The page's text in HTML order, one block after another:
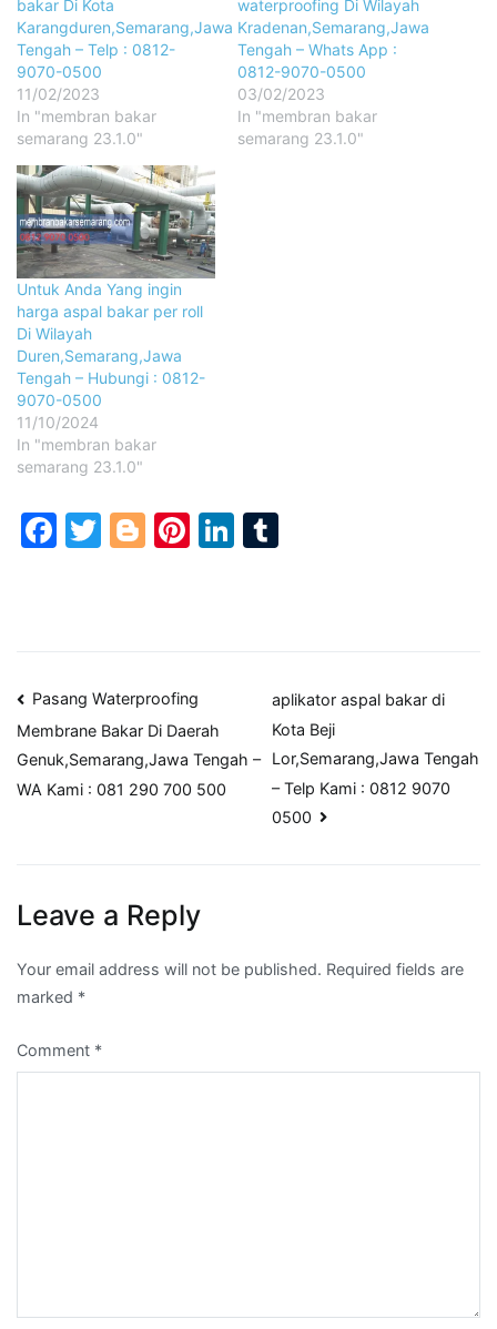
bakar Di Kota
Karangduren,Semarang,Jawa
Tengah – Telp : 0812-
9070-0500
11/02/2023
In "membran bakar
semarang 23.1.0"
waterproofing Di Wilayah
Kradenan,Semarang,Jawa
Tengah – Whats App :
0812-9070-0500
03/02/2023
In "membran bakar
semarang 23.1.0"
Untuk Anda Yang ingin
harga aspal bakar per roll
Di Wilayah
Duren,Semarang,Jawa
Tengah – Hubungi : 0812-
9070-0500
11/10/2024
In "membran bakar
semarang 23.1.0"
Facebook
Twitter
Blogger
Pinterest
LinkedIn
Post
navigation
Pasang Waterproofing
Membrane Bakar Di Daerah
Genuk,Semarang,Jawa Tengah –
WA Kami : 081 290 700 500
aplikator aspal bakar di
Kota Beji
Lor,Semarang,Jawa Tengah
– Telp Kami : 0812 9070
0500
Leave a Reply
Your email address will not be published. Required fields are
marked *
Comment *